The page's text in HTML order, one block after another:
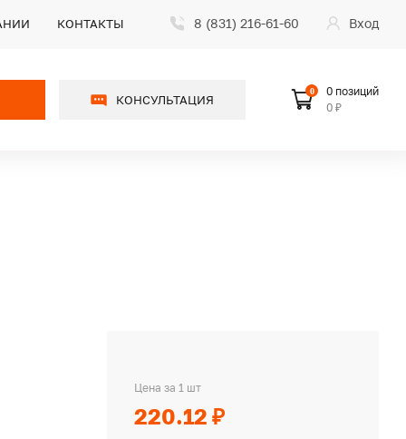
КОНТАКТЫ 8 (831) 216-61-60 Вход
КОНСУЛЬТАЦИЯ
0
0 позиций
0 ₽
Цена за 1 шт
220.12 ₽